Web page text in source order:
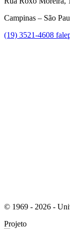
Campinas – São
(19) 3521-4608
© 1969 - 2026 -
Projeto